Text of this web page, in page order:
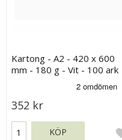
Kartong - A2 - 420 x 600
mm - 180 g - Vit - 100 ark
352 kr
KÖP